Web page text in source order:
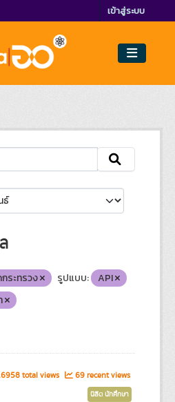
เข้าสู่ระบบ
ระทรวง รูปแบบ:
API
total views 69 recent views
นิสิต นักศึกษา